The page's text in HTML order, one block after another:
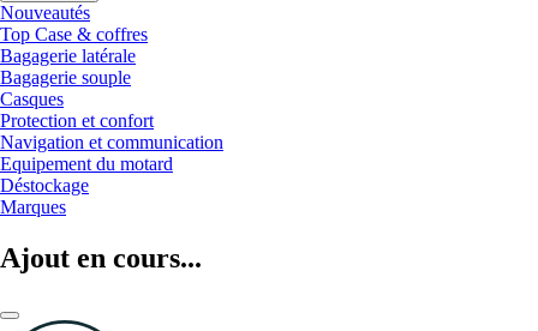
Nouveautés
Top Case & coffres
Bagagerie latérale
Bagagerie souple
Casques
Protection et confort
Navigation et communication
Equipement du motard
Déstockage
Marques
Ajout en cours...